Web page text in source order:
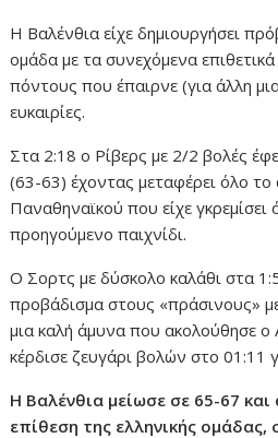
Η Βαλένθια είχε δημιουργήσει
ομάδα με τα συνεχόμενα
πόντους που έπαιρνε (για άλλη
ευκαιρίες.
Στα 2:18 ο Ρίβερς με 2/2 βολές
(63-63) έχοντας μεταφέρει όλο το
Παναθηναϊκού που είχε γκρεμίσει
προηγούμενο παιχνίδι.
Ο Σορτς με δύσκολο καλάθι στα
προβάδισμα στους «πράσινους»
μια καλή άμυνα που ακολούθησε ο
κέρδισε ζευγάρι βολών στο 01:11
Η Βαλένθια μείωσε σε 65-67
επίθεση της ελληνικής ομάδας,